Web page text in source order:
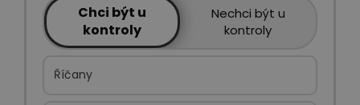
Chci být u
kontroly
Nechci být u
kontroly